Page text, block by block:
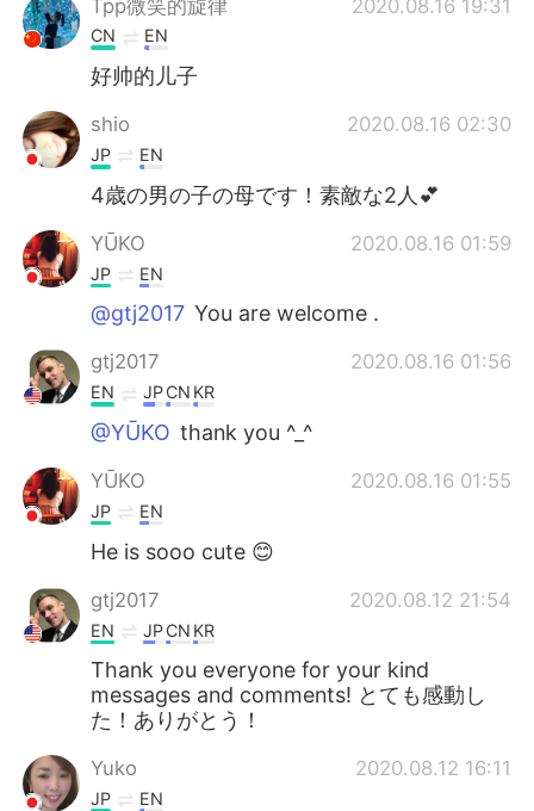
Tpp微笑的旋律
2020.08.16 19:31
CN EN
好帅的儿子
shio 2020.08.16 02:30
JP EN
4歳の男の子の母です！素敵な2人💕
YŪKO 2020.08.16 01:59
JP EN
@gtj2017 You are welcome .
gtj2017 2020.08.16 01:56
EN JPCN KR
@YŪKO thank you ^_^
YŪKO 2020.08.16 01:55
JP EN
He is sooo cute 😊
gtj2017 2020.08.12 21:54
EN JPCN KR
Thank you everyone for your kind
messages and comments! とても感動し
た！ありがとう！
Yuko 2020.08.12 16:11
JP EN